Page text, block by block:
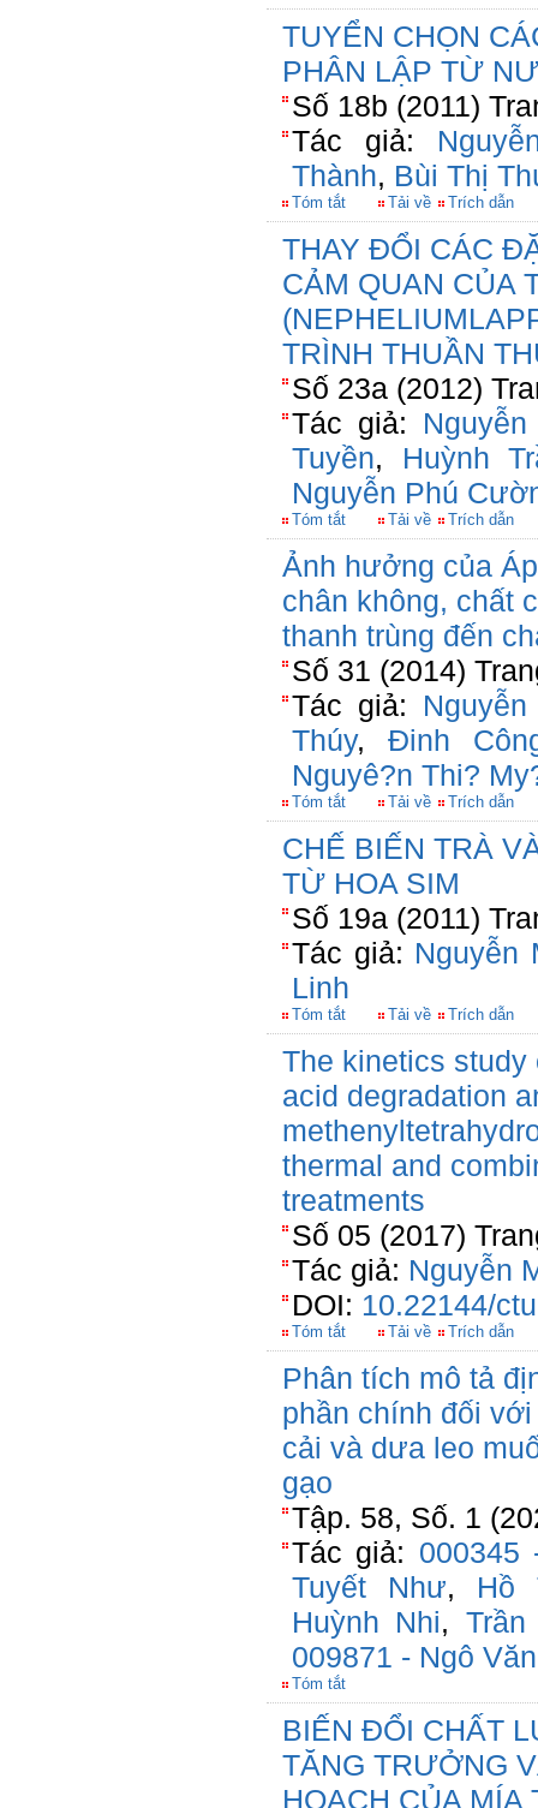
TUYỂN CHỌN
PHÂN LẬP TỪ
Số 18b (2011)
Tác giả:
Thành, Bùi Thị
Tóm tắt Tải về Trích dẫn
THAY ĐỔI CÁC
CẢM QUAN CỦA
TRÌNH THUẦN
Số 23a (2012)
Tác giả:
Tuyền, Huỳnh
Nguyễn Phú
Tóm tắt Tải về Trích dẫn
Ảnh hưởng của
chân không, chất
thanh trùng đến
Số 31 (2014)
Tác giả:
Thúy, Đinh
Nguyê?n Thi?
Tóm tắt Tải về Trích dẫn
CHẾ BIẾN TRÀ
TỪ HOA SIM
Số 19a (2011)
Tác giả: Nguyễn
Linh
Tóm tắt Tải về Trích dẫn
The kinetics study
acid degradation
thermal and
treatments
Số 05 (2017)
Tác giả: Nguyễn
DOI: 10.22144/
Tóm tắt Tải về Trích dẫn
Phân tích mô tả
phần chính đối
cải và dưa leo
gạo
Tập. 58, Số. 1
Tác giả: 000345
Tuyết Như, Hồ
Huỳnh Nhi,
009871 - Ngô
Tóm tắt
BIẾN ĐỔI CHẤT
TĂNG TRƯỞNG
HOẠCH CỦA MÍA